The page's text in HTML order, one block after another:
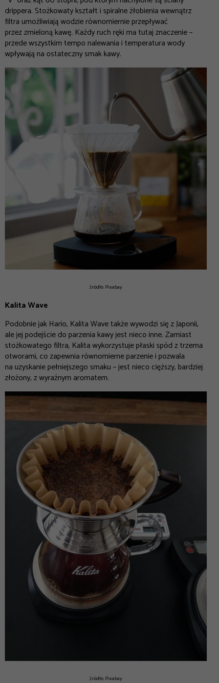
drippera. Stożkowaty kształt i spiralne żłobienia wewnątrz
filtra umożliwiają wodzie równomiernie przepływać
przez zmieloną kawę. Każdy ruch ręki ma tutaj znaczenie –
przede wszystkim tempo nalewania i temperatura wody
wpływają na ostateczny smak kawy.
źródło: Pixabay
Kalita Wave
Podobnie jak Hario, Kalita Wave także wywodzi się z Japonii,
ale jej podejście do parzenia kawy jest nieco inne. Zamiast
stożkowatego filtra, Kalita wykorzystuje płaski spód z trzema
otworami, co zapewnia równomierne parzenie i pozwala
na uzyskanie pełniejszego smaku – jest nieco cięższy, bardziej
złożony, z wyraźnym aromatem.
źródło: Pixabay